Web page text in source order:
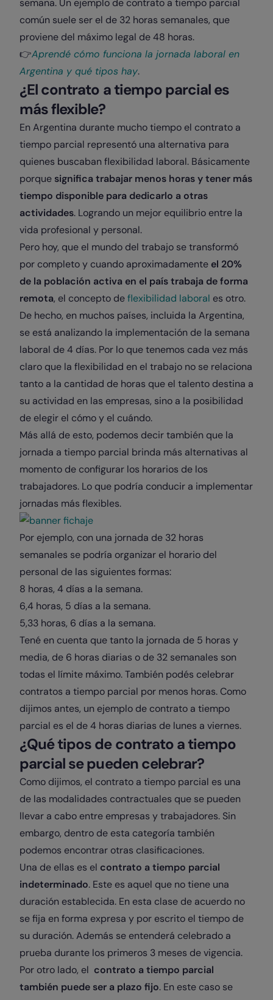
semana. Un ejemplo de contrato a tiempo parcial
común suele ser el de 32 horas semanales, que
proviene del máximo legal de 48 horas.
👉​Aprendé cómo funciona la jornada laboral en
Argentina y qué tipos hay.
¿El contrato a tiempo parcial es
más flexible?
En Argentina durante mucho tiempo el contrato a
tiempo parcial representó una alternativa para
quienes buscaban flexibilidad laboral. Básicamente
porque significa trabajar menos horas y tener más
tiempo disponible para dedicarlo a otras
actividades. Logrando un mejor equilibrio entre la
vida profesional y personal.
Pero hoy, que el mundo del trabajo se transformó
por completo y cuando aproximadamente el 20%
de la población activa en el país trabaja de forma
remota, el concepto deflexibilidad laboral es otro.
De hecho, en muchos países, incluida la Argentina,
se está analizando la implementación de la semana
laboral de 4 días. Por lo que tenemos cada vez más
claro que la flexibilidad en el trabajo no se relaciona
tanto a la cantidad de horas que el talento destina a
su actividad en las empresas, sino a la posibilidad
de elegir el cómo y el cuándo.
Más allá de esto, podemos decir también que la
jornada a tiempo parcial brinda más alternativas al
momento de configurar los horarios de los
trabajadores. Lo que podría conducir a implementar
jornadas más flexibles.
Por ejemplo, con una jornada de 32 horas
semanales se podría organizar el horario del
personal de las siguientes formas:
8 horas, 4 días a la semana.
6,4 horas, 5 días a la semana.
5,33 horas, 6 días a la semana.
Tené en cuenta que tanto la jornada de 5 horas y
media, de 6 horas diarias o de 32 semanales son
todas el límite máximo. También podés celebrar
contratos a tiempo parcial por menos horas. Como
dijimos antes, un ejemplo de contrato a tiempo
parcial es el de 4 horas diarias de lunes a viernes.
¿Qué tipos de contrato a tiempo
parcial se pueden celebrar?
Como dijimos, el contrato a tiempo parcial es una
de las modalidades contractuales que se pueden
llevar a cabo entre empresas y trabajadores. Sin
embargo, dentro de esta categoría también
podemos encontrar otras clasificaciones.
Una de ellas es el contrato a tiempo parcial
indeterminado. Este es aquel que no tiene una
duración establecida. En esta clase de acuerdo no
se fija en forma expresa y por escrito el tiempo de
su duración. Además se entenderá celebrado a
prueba durante los primeros 3 meses de vigencia.
Por otro lado, el contrato a tiempo parcial
también puede ser a plazo fijo. En este caso se